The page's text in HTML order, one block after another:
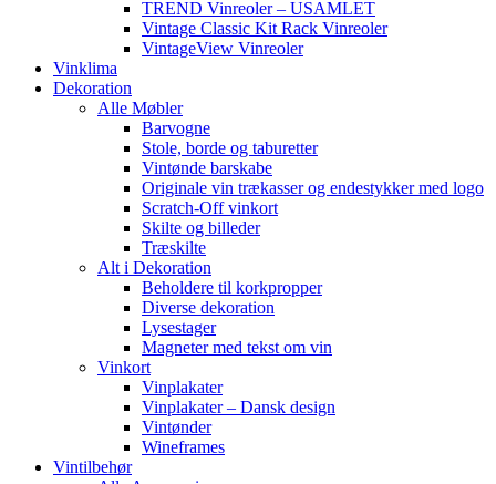
TREND Vinreoler – USAMLET
Vintage Classic Kit Rack Vinreoler
VintageView Vinreoler
Vinklima
Dekoration
Alle Møbler
Barvogne
Stole, borde og taburetter
Vintønde barskabe
Originale vin trækasser og endestykker med logo
Scratch-Off vinkort
Skilte og billeder
Træskilte
Alt i Dekoration
Beholdere til korkpropper
Diverse dekoration
Lysestager
Magneter med tekst om vin
Vinkort
Vinplakater
Vinplakater – Dansk design
Vintønder
Wineframes
Vintilbehør